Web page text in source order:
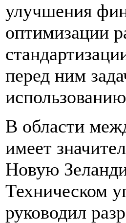
улучшения
оптимизации
перед ним
В области
имеет
Новую
Техническом
руководил